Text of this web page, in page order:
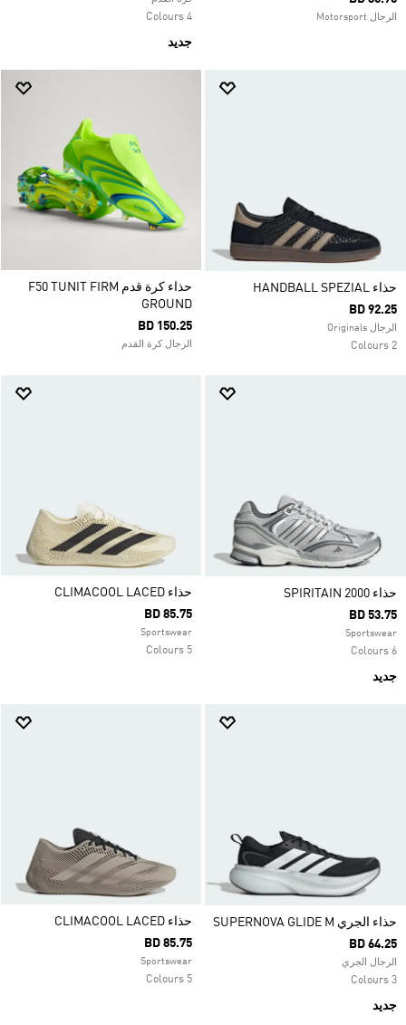
الرجال Motorsport 4 Colours
جديد
حذاء HANDBALL SPEZIAL
BD 92.25
الرجال Originals
2 Colours
حذاء كرة قدم F50 TUNIT FIRM
GROUND
BD 150.25
الرجال كرة القدم
حذاء SPIRITAIN 2000
BD 53.75
Sportswear
6 Colours
جديد
حذاء CLIMACOOL LACED
BD 85.75
Sportswear
5 Colours
حذاء الجري SUPERNOVA GLIDE M
BD 64.25
الرجال الجري
3 Colours
جديد
حذاء CLIMACOOL LACED
BD 85.75
Sportswear
5 Colours